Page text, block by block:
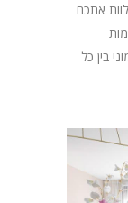
אתכם
בין כל